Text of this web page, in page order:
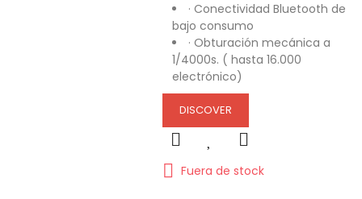
· Conectividad Bluetooth de
bajo consumo
· Obturación mecánica a
1/4000s. ( hasta 16.000
electrónico)
DISCOVER
Fuera de stock